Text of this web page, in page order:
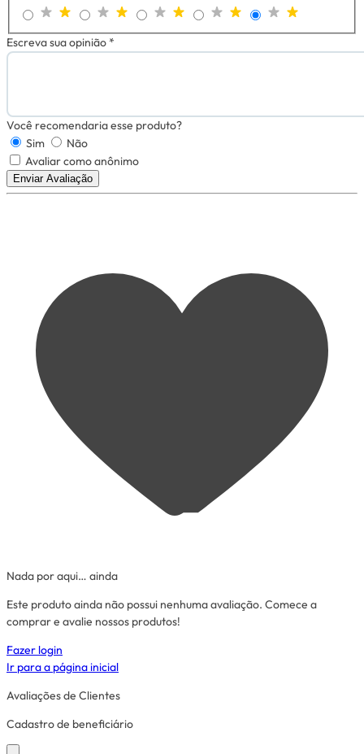
Escreva sua opinião *
Você recomendaria esse produto?
Sim
Não
Avaliar como anônimo
Enviar Avaliação
Nada por aqui… ainda
Este produto ainda não possui nenhuma avaliação. Comece a
comprar e avalie nossos produtos!
Fazer login
Ir para a página inicial
Avaliações de Clientes
Cadastro de beneficiário